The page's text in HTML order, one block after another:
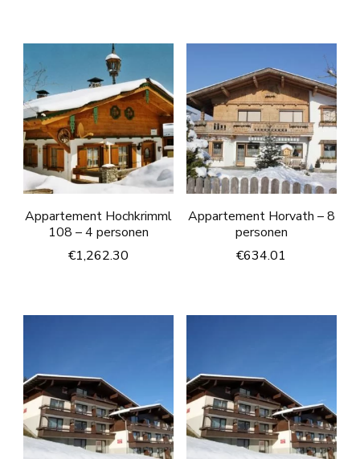
Appartement Hochkrimml
108 – 4 personen
€1,262.30
Appartement Horvath – 8
personen
€634.01